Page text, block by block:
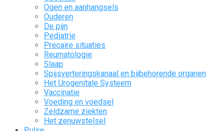
Ogen en aanhangsels
Ouderen
De pijn
Pediatrie
Precaire situaties
Reumatologie
Slaap
Spijsverteringskanaal en bijbehorende organen
Het Urogenitale Systeem
Vaccinatie
Voeding en voedsel
Zeldzame ziekten
Het zenuwstelsel